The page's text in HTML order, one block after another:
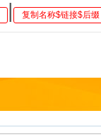
| 复制名称$链接$后缀